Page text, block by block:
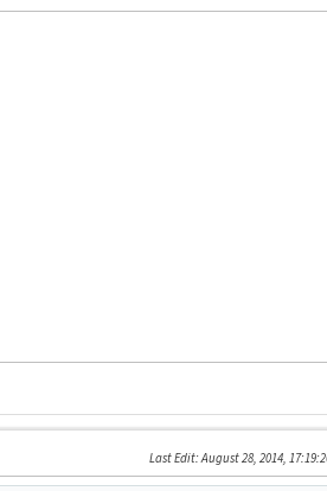
Last Edit: August 28, 2014,